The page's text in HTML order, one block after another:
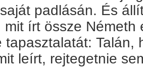
padlásán. És
mit írt össze Németh
tapasztalatát: Talán,
leírt, rejtegetnie